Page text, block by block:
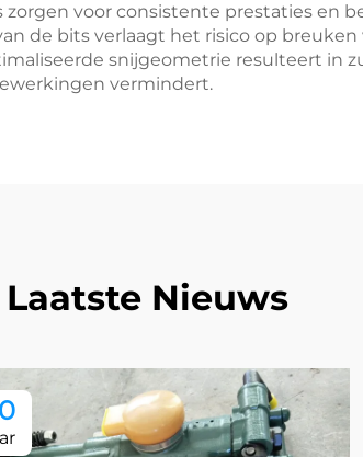
voor consistente prestaties en
de bits verlaagt het risico op
snijgeometrie resulteert in
vermindert.
Laatste Nieuws